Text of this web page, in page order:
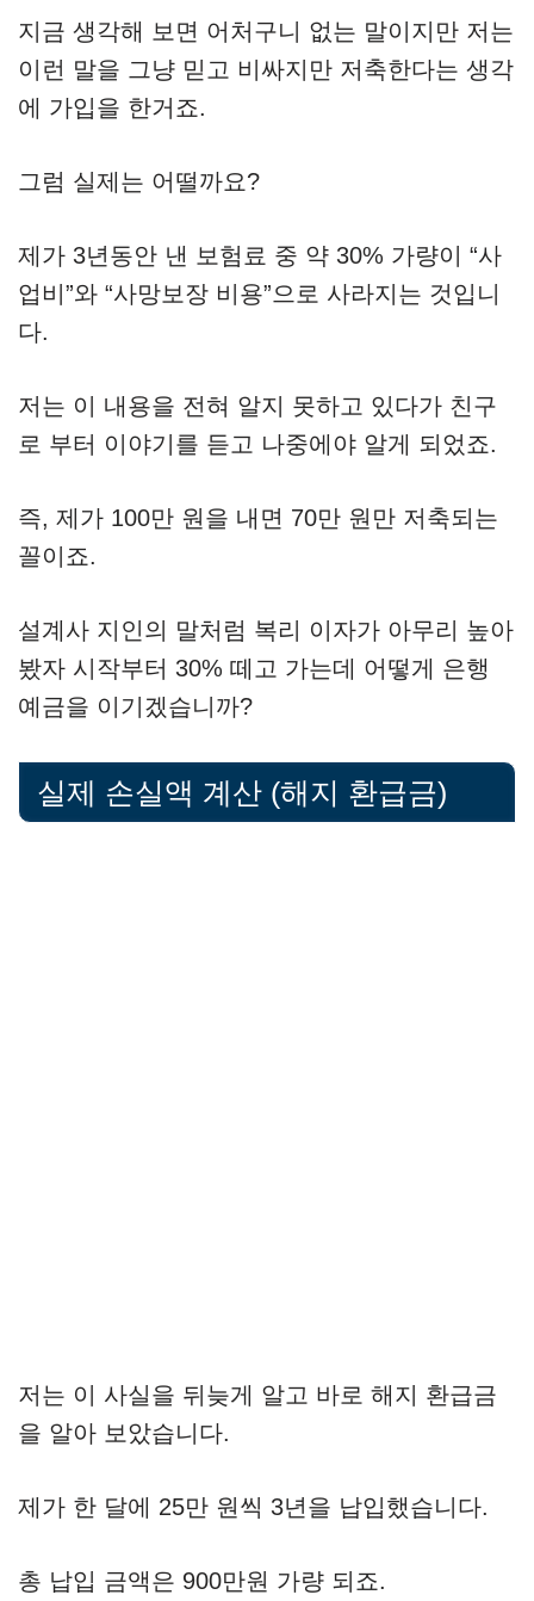
지금 생각해 보면 어처구니 없는 말이지만 저는
이런 말을 그냥 믿고 비싸지만 저축한다는 생각
에 가입을 한거죠.
그럼 실제는 어떨까요?
제가 3년동안 낸 보험료 중 약 30% 가량이 “사
업비”와 “사망보장 비용”으로 사라지는 것입니
다.
저는 이 내용을 전혀 알지 못하고 있다가 친구
로 부터 이야기를 듣고 나중에야 알게 되었죠.
즉, 제가 100만 원을 내면 70만 원만 저축되는
꼴이죠.
설계사 지인의 말처럼 복리 이자가 아무리 높아
봤자 시작부터 30% 떼고 가는데 어떻게 은행
예금을 이기겠습니까?
실제 손실액 계산 (해지 환급금)
저는 이 사실을 뒤늦게 알고 바로 해지 환급금
을 알아 보았습니다.
제가 한 달에 25만 원씩 3년을 납입했습니다.
총 납입 금액은 900만원 가량 되죠.